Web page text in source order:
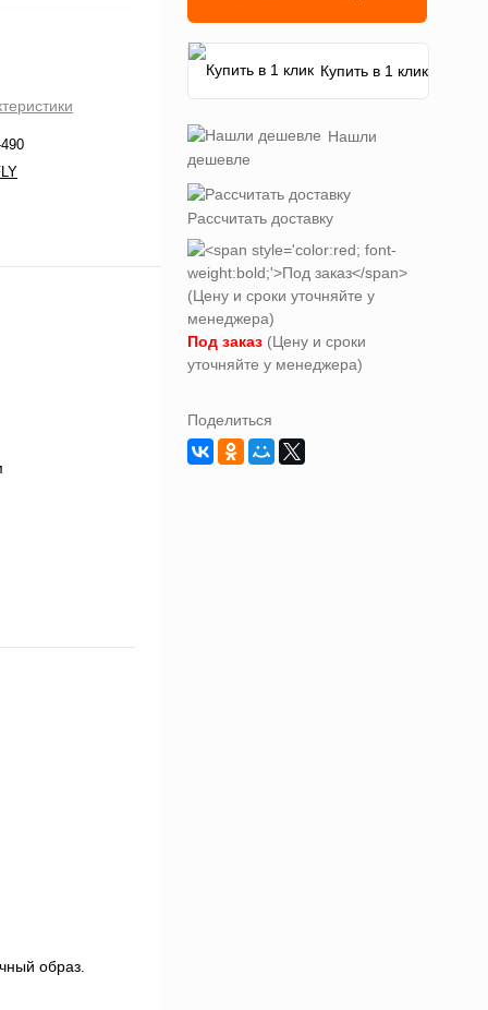
образ.
Купить в 1 клик
Нашли
дешевле
Рассчитать доставку
Под заказ (Цену и сроки
уточняйте у менеджера)
Поделиться